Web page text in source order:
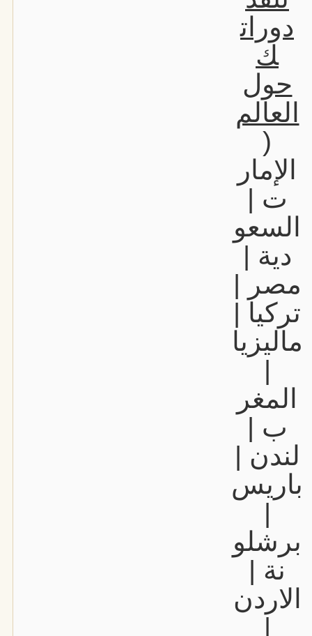
دورات
ك
حول
العالم
(
الإمار
ت |
السعو
دية |
مصر |
تركيا |
ماليزيا
|
المغر
ب |
لندن |
باريس
|
برشلو
نة |
الاردن
|